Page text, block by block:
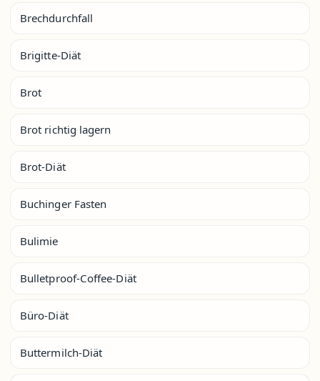
Brechdurchfall
Brigitte-Diät
Brot
Brot richtig lagern
Brot-Diät
Buchinger Fasten
Bulimie
Bulletproof-Coffee-Diät
Büro-Diät
Buttermilch-Diät